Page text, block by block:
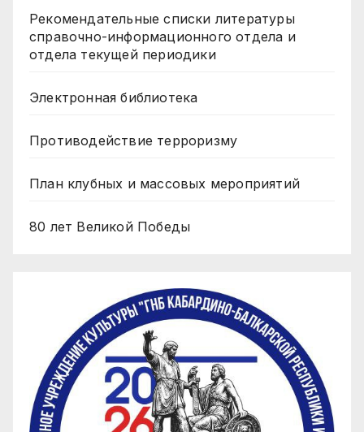
Рекомендательные списки литературы
справочно-информационного отдела и
отдела текущей периодики
Электронная библиотека
Противодействие терроризму
План клубных и массовых мероприятий
80 лет Великой Победы